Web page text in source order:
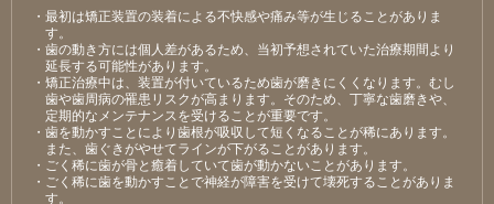
・最初は矯正装置の装着による不快感や痛み等が⽣じることがありま
す。
・⻭の動き⽅には個⼈差があるため、当初予想されていた治療期間より
延⻑する可能性があります。
・矯正治療中は、装置が付いているため⻭が磨きにくくなります。むし
⻭や⻭周病の罹患リスクが⾼まります。そのため、丁寧な⻭磨きや、
定期的なメンテナンスを受けることが重要です。
・⻭を動かすことにより⻭根が吸収して短くなることが稀にあります。
また、⻭ぐきがやせてラインが下がることがあります。
・ごく稀に⻭が⾻と癒着していて⻭が動かないことがあります。
・ごく稀に⻭を動かすことで神経が障害を受けて壊死することがありま
す。